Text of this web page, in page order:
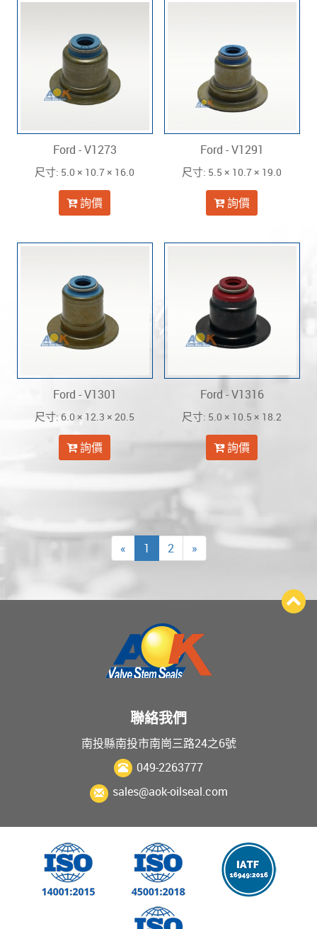
Ford - V1273
尺寸: 5.0 × 10.7 × 16.0
詢價
Ford - V1291
尺寸: 5.5 × 10.7 × 19.0
詢價
Ford - V1301
尺寸: 6.0 × 12.3 × 20.5
詢價
Ford - V1316
尺寸: 5.0 × 10.5 × 18.2
詢價
« 1 2 »
聯絡我們
南投縣南投市南崗三路24之6號
049-2263777
sales@aok-oilseal.com